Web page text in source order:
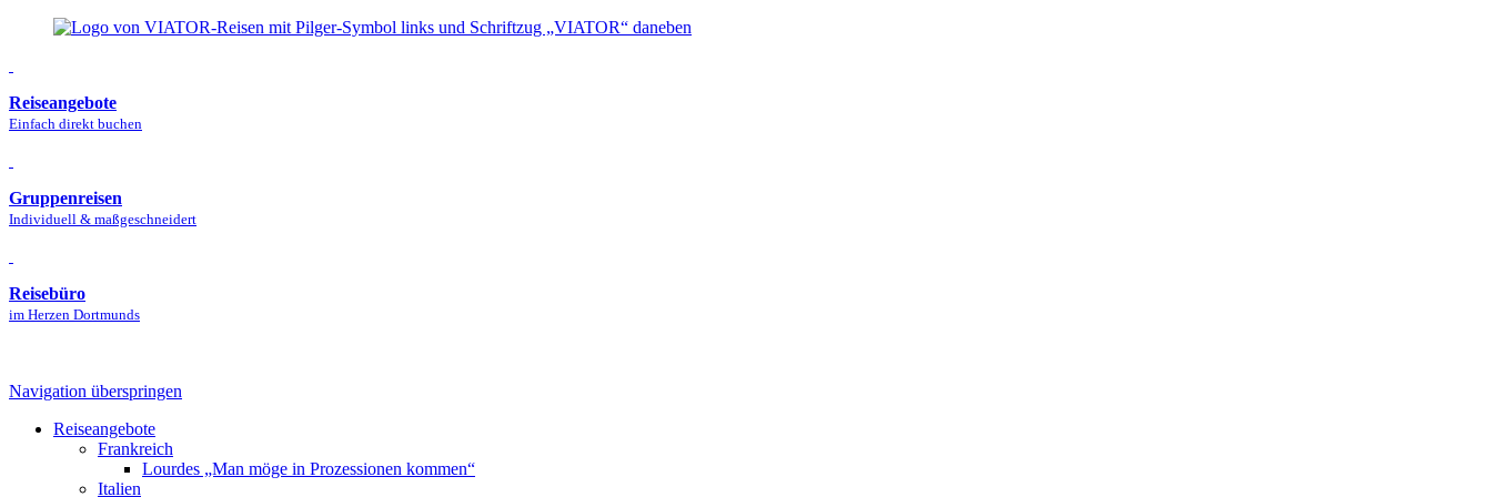
Reiseangebote
Einfach direkt buchen
Gruppenreisen
Individuell & maßgeschneidert
Reisebüro
im Herzen Dortmunds
Navigation überspringen
Reise­angebote
Frankreich
Lourdes „Man möge in Prozessionen kommen“
Italien